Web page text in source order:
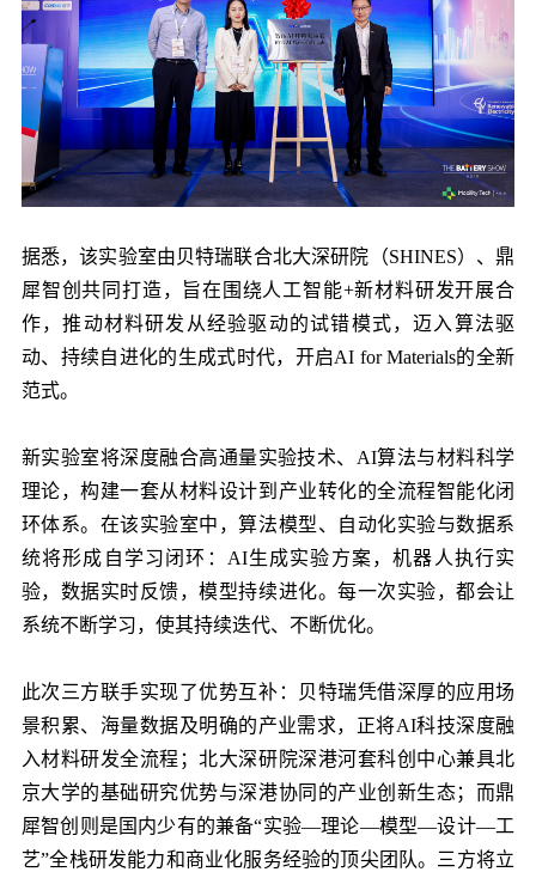
据悉，该实验室由贝特瑞联合北大深研院（SHINES）、鼎
犀智创共同打造，旨在围绕人工智能+新材料研发开展合
作，推动材料研发从经验驱动的试错模式，迈入算法驱
动、持续自进化的生成式时代，开启AI for Materials的全新
范式。
新实验室将深度融合高通量实验技术、AI算法与材料科学
理论，构建一套从材料设计到产业转化的全流程智能化闭
环体系。在该实验室中，算法模型、自动化实验与数据系
统将形成自学习闭环：AI生成实验方案，机器人执行实
验，数据实时反馈，模型持续进化。每一次实验，都会让
系统不断学习，使其持续迭代、不断优化。
此次三方联手实现了优势互补：贝特瑞凭借深厚的应用场
景积累、海量数据及明确的产业需求，正将AI科技深度融
入材料研发全流程；北大深研院深港河套科创中心兼具北
京大学的基础研究优势与深港协同的产业创新生态；而鼎
犀智创则是国内少有的兼备“实验—理论—模型—设计—工
艺”全栈研发能力和商业化服务经验的顶尖团队。三方将立